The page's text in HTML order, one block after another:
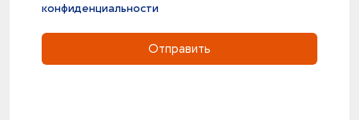
конфиденциальности
Отправить